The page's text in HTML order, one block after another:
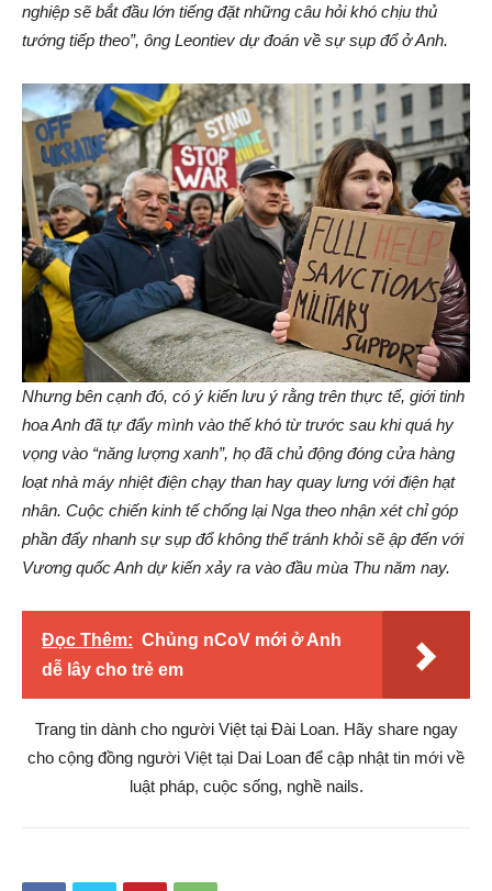
nghiệp sẽ bắt đầu lớn tiếng đặt những câu hỏi khó chịu thủ
tướng tiếp theo”, ông Leontiev dự đoán về sự sụp đổ ở Anh.
Nhưng bên cạnh đó, có ý kiến lưu ý rằng trên thực tế, giới tinh
hoa Anh đã tự đẩy mình vào thế khó từ trước sau khi quá hy
vọng vào “năng lượng xanh”, họ đã chủ động đóng cửa hàng
loạt nhà máy nhiệt điện chạy than hay quay lưng với điện hạt
nhân. Cuộc chiến kinh tế chống lại Nga theo nhận xét chỉ góp
phần đẩy nhanh sự sụp đổ không thể tránh khỏi sẽ ập đến với
Vương quốc Anh dự kiến xảy ra vào đầu mùa Thu năm nay.
Đọc Thêm: Chủng nCoV mới ở Anh
dễ lây cho trẻ em
Trang tin dành cho người Việt tại Đài Loan. Hãy share ngay
cho cộng đồng người Việt tại Dai Loan để cập nhật tin mới về
luật pháp, cuộc sống, nghề nails.